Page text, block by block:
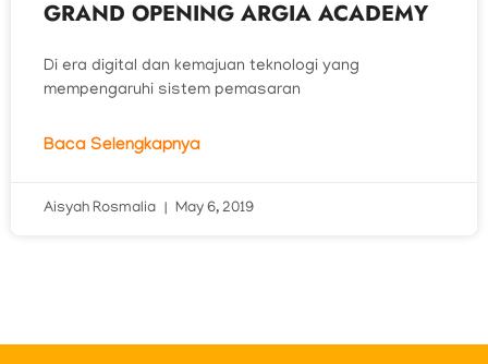
GRAND OPENING ARGIA ACADEMY
Di era digital dan kemajuan teknologi yang
mempengaruhi sistem pemasaran
Baca Selengkapnya
Aisyah Rosmalia May 6, 2019